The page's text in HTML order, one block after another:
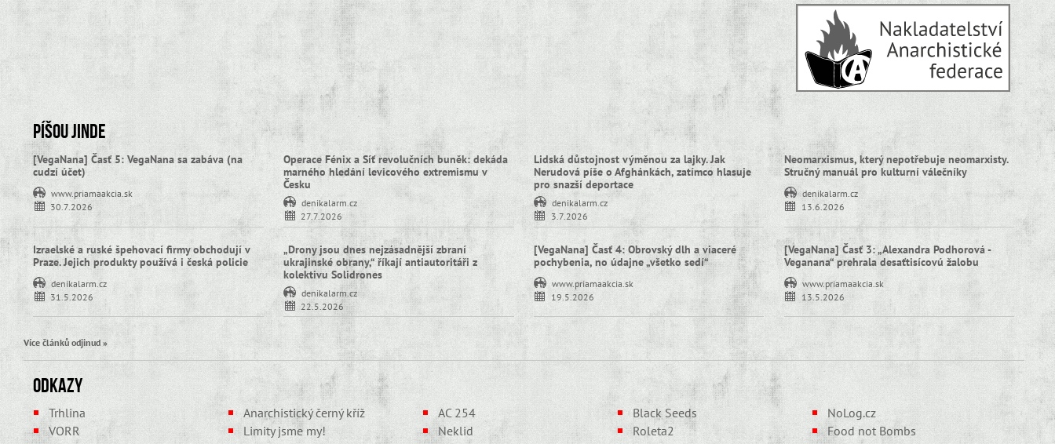
Píšou jinde
[VegaNana] Časť 5: VegaNana sa zabáva (na
cudzí účet)
www.priamaakcia.sk
30.7.2026
Operace Fénix a Síť revolučních buněk: dekáda
marného hledání levicového extremismu v
Česku
denikalarm.cz
27.7.2026
Lidská důstojnost výměnou za lajky. Jak
Nerudová píše o Afghánkách, zatímco hlasuje
pro snazší deportace
denikalarm.cz
3.7.2026
Neomarxismus, který nepotřebuje neomarxisty.
Stručný manuál pro kulturní válečníky
denikalarm.cz
13.6.2026
Izraelské a ruské špehovací firmy obchodují v
Praze. Jejich produkty používá i česká policie
denikalarm.cz
31.5.2026
„Drony jsou dnes nejzásadnější zbraní
ukrajinské obrany,“ říkají antiautoritáři z
kolektivu Solidrones
denikalarm.cz
22.5.2026
[VegaNana] Časť 4: Obrovský dlh a viaceré
pochybenia, no údajne „všetko sedí“
www.priamaakcia.sk
19.5.2026
[VegaNana] Časť 3: „Alexandra Podhorová -
Veganana“ prehrala desaťtisícovú žalobu
www.priamaakcia.sk
13.5.2026
Více článků odjinud »
Odkazy
Trhlina Anarchistický černý kříž AC 254 Black Seeds
NoLog.cz
VORR
Limity jsme my! Neklid Roleta2
Food not Bombs